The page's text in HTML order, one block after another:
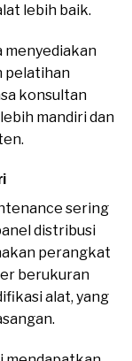
lebih baik.
menyediakan
pelatihan
konsultan
mandiri dan
sering
distribusi
perangkat
berukuran
alat, yang